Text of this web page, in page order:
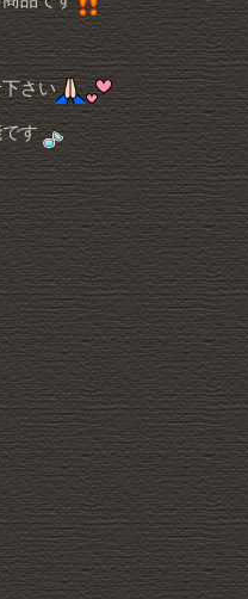
さい
す